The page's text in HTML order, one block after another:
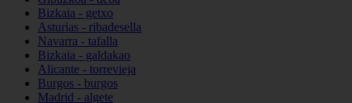
Bizkaia - getxo
Asturias - ribadesella
Navarra - tafalla
Bizkaia - galdakao
Alicante - torrevieja
Burgos - burgos
Madrid - algete